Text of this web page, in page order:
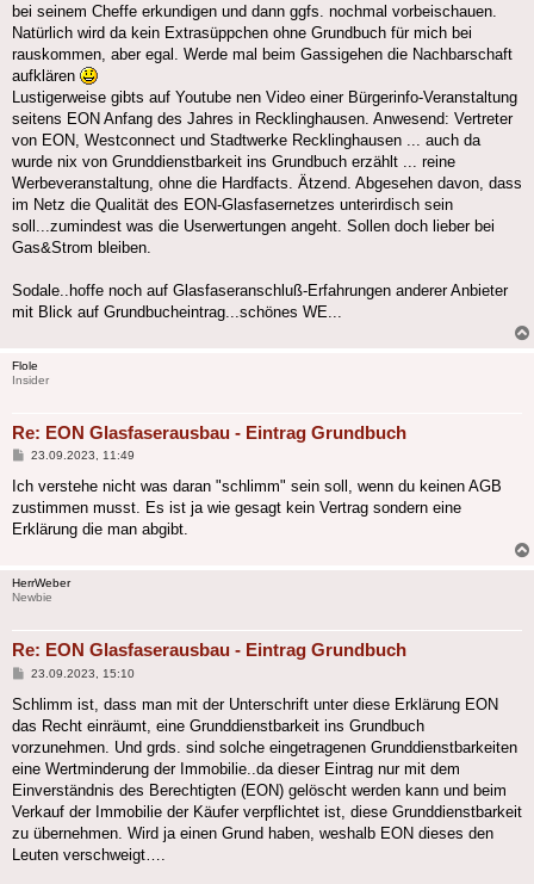
bei seinem Cheffe erkundigen und dann ggfs. nochmal vorbeischauen.
Natürlich wird da kein Extrasüppchen ohne Grundbuch für mich bei
rauskommen, aber egal. Werde mal beim Gassigehen die Nachbarschaft
aufklären
Lustigerweise gibts auf Youtube nen Video einer Bürgerinfo-Veranstaltung
seitens EON Anfang des Jahres in Recklinghausen. Anwesend: Vertreter
von EON, Westconnect und Stadtwerke Recklinghausen ... auch da
wurde nix von Grunddienstbarkeit ins Grundbuch erzählt ... reine
Werbeveranstaltung, ohne die Hardfacts. Ätzend. Abgesehen davon, dass
im Netz die Qualität des EON-Glasfasernetzes unterirdisch sein
soll...zumindest was die Userwertungen angeht. Sollen doch lieber bei
Gas&Strom bleiben.
Sodale..hoffe noch auf Glasfaseranschluß-Erfahrungen anderer Anbieter
mit Blick auf Grundbucheintrag...schönes WE...
Flole
Insider
Re: EON Glasfaserausbau - Eintrag Grundbuch
Beitrag
23.09.2023, 11:49
Ich verstehe nicht was daran "schlimm" sein soll, wenn du keinen AGB
zustimmen musst. Es ist ja wie gesagt kein Vertrag sondern eine
Erklärung die man abgibt.
HerrWeber
Newbie
Re: EON Glasfaserausbau - Eintrag Grundbuch
Beitrag
23.09.2023, 15:10
Schlimm ist, dass man mit der Unterschrift unter diese Erklärung EON
das Recht einräumt, eine Grunddienstbarkeit ins Grundbuch
vorzunehmen. Und grds. sind solche eingetragenen Grunddienstbarkeiten
eine Wertminderung der Immobilie..da dieser Eintrag nur mit dem
Einverständnis des Berechtigten (EON) gelöscht werden kann und beim
Verkauf der Immobilie der Käufer verpflichtet ist, diese Grunddienstbarkeit
zu übernehmen. Wird ja einen Grund haben, weshalb EON dieses den
Leuten verschweigt….